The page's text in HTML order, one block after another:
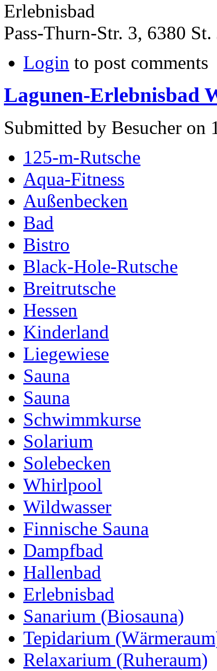
Erlebnisbad
Pass-Thurn-Str. 3, 6380
Login to post comments
Lagunen-Erlebnisbad
Submitted by Besucher on
125-m-Rutsche
Aqua-Fitness
Außenbecken
Bad
Bistro
Black-Hole-Rutsche
Breitrutsche
Hessen
Kinderland
Liegewiese
Sauna
Sauna
Schwimmkurse
Solarium
Solebecken
Whirlpool
Wildwasser
Finnische Sauna
Dampfbad
Hallenbad
Erlebnisbad
Sanarium (Biosauna)
Tepidarium
Relaxarium (Ruheraum)